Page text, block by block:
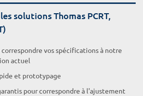
solutions Thomas PCRT,
vos spécifications à notre
actuel
et prototypage
pour correspondre à l'ajustement